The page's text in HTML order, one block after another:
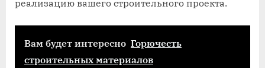
реализацию вашего строительного проекта.
Вам будет интересно Горючесть
строительных материалов